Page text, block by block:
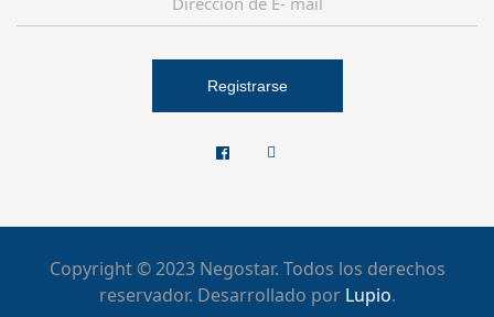
Registrarse
Copyright © 2023 Negostar. Todos los derechos
reservador. Desarrollado por Lupio.